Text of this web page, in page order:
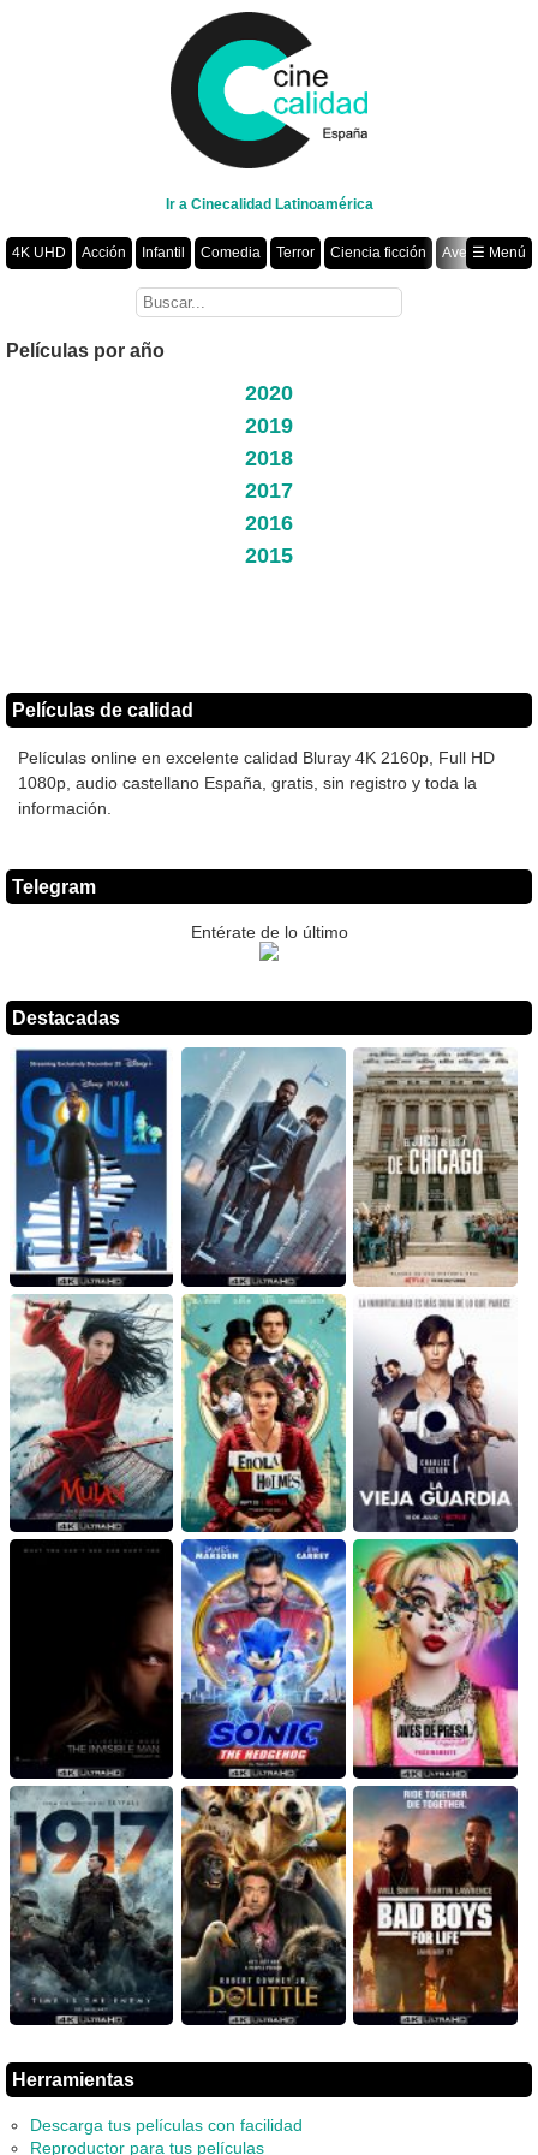
Ir a Cinecalidad Latinoamérica
4K UHD Acción Infantil Comedia Terror Ciencia ficción
Aventura
Romance Fantasía Drama Animación Crimen
☰ Menú
Películas por año
2020
2019
2018
2017
2016
2015
Películas de calidad
Películas online en excelente calidad Bluray 4K 2160p, Full HD
1080p, audio castellano España, gratis, sin registro y toda la
información.
Telegram
Entérate de lo último
Destacadas
Herramientas
Descarga tus películas con facilidad
Reproductor para tus películas